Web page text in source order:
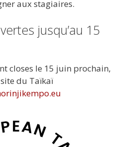
aux stagiaires.
jusqu’au 15
closes le 15 juin prochain,
du Taïkaï